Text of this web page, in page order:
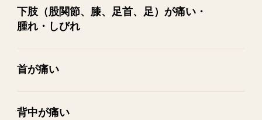
下肢​（股関節、​膝、​足首、​足）が​痛い・
腫れ・しびれ
首が​痛い
背中が​痛い